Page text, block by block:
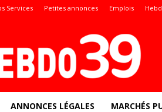
Services Petites annonces Emplois
ANNONCES LÉGALES MARCHÉS